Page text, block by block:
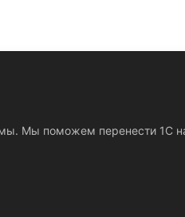
Мы поможем перенести 1С